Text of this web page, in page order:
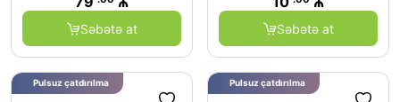
Səbətə at Səbətə at
Pulsuz çatdırılma Pulsuz çatdırılma